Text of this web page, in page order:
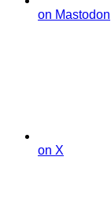
on Mastodon
on X